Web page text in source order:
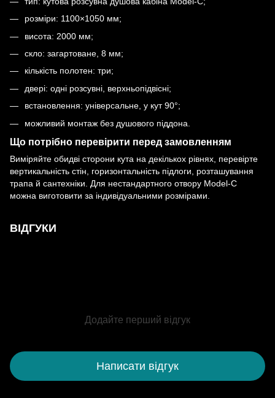
розміри: 1100×1050 мм;
висота: 2000 мм;
скло: загартоване, 8 мм;
кількість полотен: три;
двері: одні розсувні, верхньопідвісні;
встановлення: універсальне, у кут 90°;
можливий монтаж без душового піддона.
Що потрібно перевірити перед замовленням
Виміряйте обидві сторони кута на декількох рівнях, перевірте
вертикальність стін, горизонтальність підлоги, розташування
трапа й сантехніки. Для нестандартного отвору Model-C
можна виготовити за індивідуальними розмірами.
ВІДГУКИ
Додайте перший відгук
Написати відгук